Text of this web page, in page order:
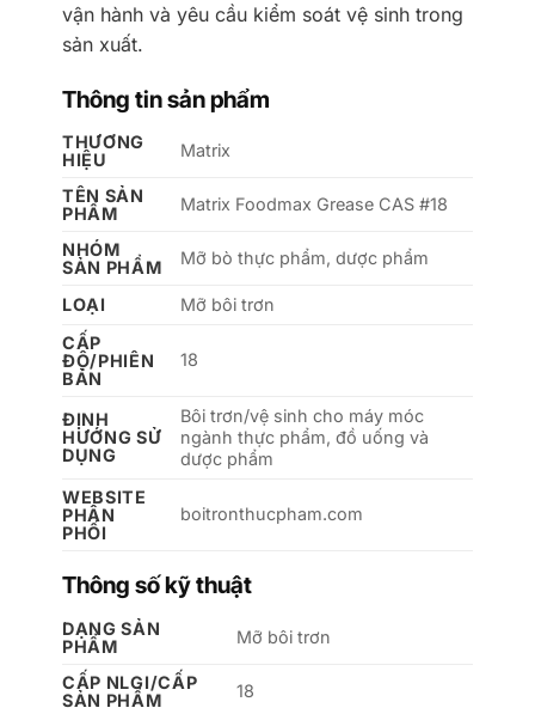
vận hành và yêu cầu kiểm soát vệ sinh trong
sản xuất.
Thông tin sản phẩm
THƯƠNG
HIỆU
Matrix
TÊN SẢN
PHẨM
Matrix Foodmax Grease CAS #18
NHÓM
SẢN PHẨM
Mỡ bò thực phẩm, dược phẩm
LOẠI
Mỡ bôi trơn
CẤP
ĐỘ/PHIÊN
BẢN
18
ĐỊNH
HƯỚNG SỬ
DỤNG
Bôi trơn/vệ sinh cho máy móc
ngành thực phẩm, đồ uống và
dược phẩm
WEBSITE
PHÂN
PHỐI
boitronthucpham.com
Thông số kỹ thuật
DẠNG SẢN
PHẨM
Mỡ bôi trơn
CẤP NLGI/CẤP
SẢN PHẨM
18